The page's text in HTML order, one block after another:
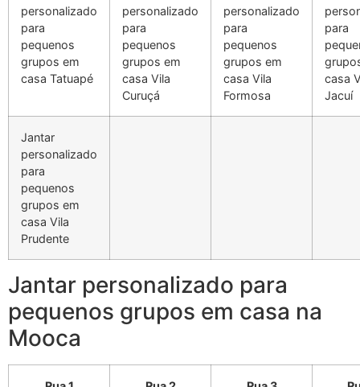
personalizado
para
pequenos
grupos em
casa Tatuapé
personalizado
para
pequenos
grupos em
casa Vila
Curuçá
personalizado
para
pequenos
grupos em
casa Vila
Formosa
para
casa
Jacuí
Jantar
personalizado
para
pequenos
grupos em
casa Vila
Prudente
Jantar personalizado para
pequenos grupos em casa na
Mooca